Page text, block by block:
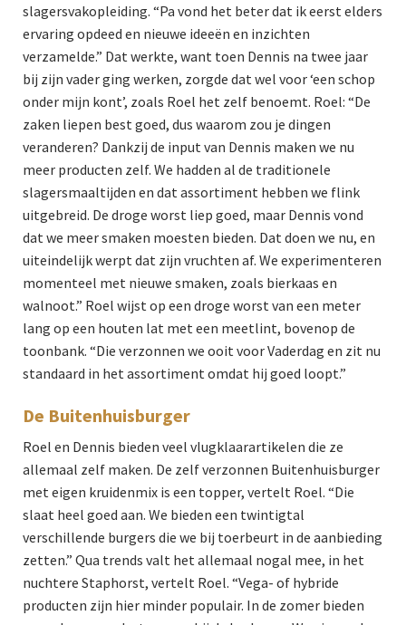
slagersvakopleiding. “Pa vond het beter dat ik eerst elders
ervaring opdeed en nieuwe ideeën en inzichten
verzamelde.” Dat werkte, want toen Dennis na twee jaar
bij zijn vader ging werken, zorgde dat wel voor ‘een schop
onder mijn kont’, zoals Roel het zelf benoemt. Roel: “De
zaken liepen best goed, dus waarom zou je dingen
veranderen? Dankzij de input van Dennis maken we nu
meer producten zelf. We hadden al de traditionele
slagersmaaltijden en dat assortiment hebben we flink
uitgebreid. De droge worst liep goed, maar Dennis vond
dat we meer smaken moesten bieden. Dat doen we nu, en
uiteindelijk werpt dat zijn vruchten af. We experimenteren
momenteel met nieuwe smaken, zoals bierkaas en
walnoot.” Roel wijst op een droge worst van een meter
lang op een houten lat met een meetlint, bovenop de
toonbank. “Die verzonnen we ooit voor Vaderdag en zit nu
standaard in het assortiment omdat hij goed loopt.”
De Buitenhuisburger
Roel en Dennis bieden veel vlugklaarartikelen die ze
allemaal zelf maken. De zelf verzonnen Buitenhuisburger
met eigen kruidenmix is een topper, vertelt Roel. “Die
slaat heel goed aan. We bieden een twintigtal
verschillende burgers die we bij toerbeurt in de aanbieding
zetten.” Qua trends valt het allemaal nogal mee, in het
nuchtere Staphorst, vertelt Roel. “Vega- of hybride
producten zijn hier minder populair. In de zomer bieden